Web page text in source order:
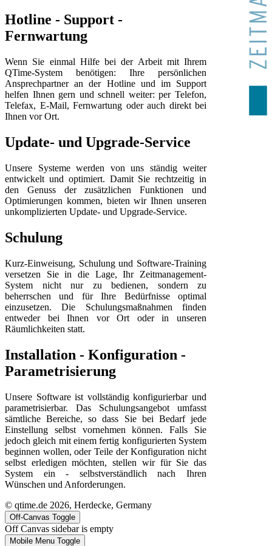
Hotline - Support -
Fernwartung
Wenn Sie einmal Hilfe bei der Arbeit mit Ihrem
QTime-System benötigen: Ihre persönlichen
Ansprechpartner an der Hotline und im Support
helfen Ihnen gern und schnell weiter: per Telefon,
Telefax, E-Mail, Fernwartung oder auch direkt bei
Ihnen vor Ort.
Update- und Upgrade-Service
Unsere Systeme werden von uns ständig weiter
entwickelt und optimiert. Damit Sie rechtzeitig in
den Genuss der zusätzlichen Funktionen und
Optimierungen kommen, bieten wir Ihnen unseren
unkomplizierten Update- und Upgrade-Service.
Schulung
Kurz-Einweisung, Schulung und Software-Training
versetzen Sie in die Lage, Ihr Zeitmanagement-
System nicht nur zu bedienen, sondern zu
beherrschen und für Ihre Bedürfnisse optimal
einzusetzen. Die Schulungsmaßnahmen finden
entweder bei Ihnen vor Ort oder in unseren
Räumlichkeiten statt.
Installation - Konfiguration -
Parametrisierung
Unsere Software ist vollständig konfigurierbar und
parametrisierbar. Das Schulungsangebot umfasst
sämtliche Bereiche, so dass Sie bei Bedarf jede
Einstellung selbst vornehmen können. Falls Sie
jedoch gleich mit einem fertig konfigurierten System
beginnen wollen, oder Teile der Konfiguration nicht
selbst erledigen möchten, stellen wir für Sie das
System ein - selbstverständlich nach Ihren
Wünschen und Anforderungen.
© qtime.de 2026, Herdecke, Germany
Off-Canvas Toggle
Off Canvas sidebar is empty
Mobile Menu Toggle